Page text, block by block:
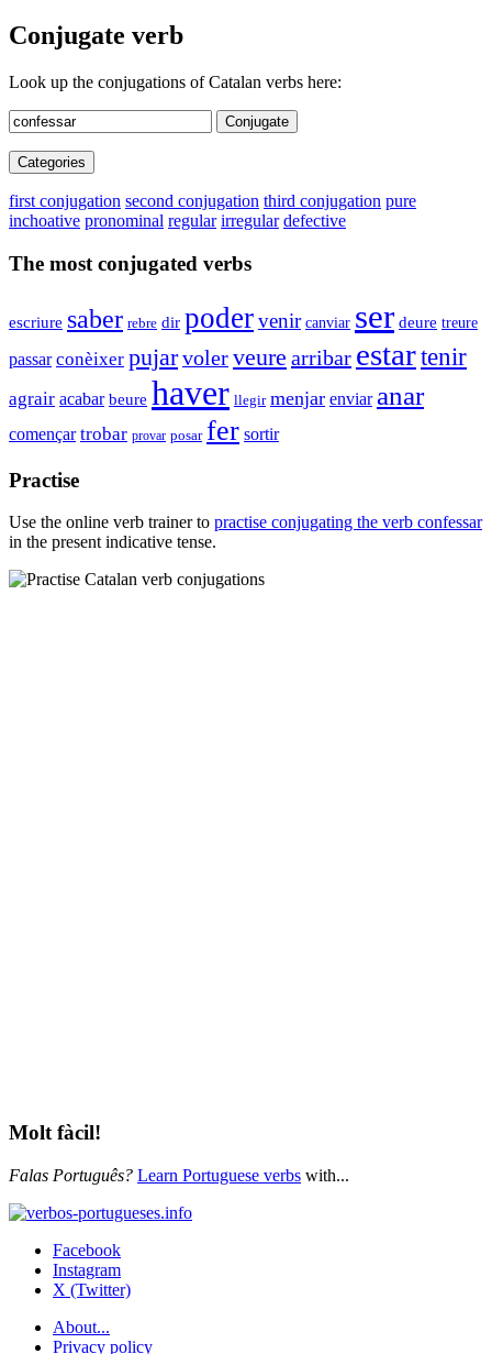
Conjugate verb
Look up the conjugations of Catalan verbs here:
Conjugate
Categories
first conjugation second conjugation third conjugation pure
inchoative pronominal regular irregular defective
The most conjugated verbs
escriure saber rebre dir podervenir canviar ser deure treure
passar conèixer pujarvolerveure arribar estartenir
agrair acabar beure haver llegir menjar enviar anar
començar trobar provar posar fer sortir
Practise
Use the online verb trainer to practise conjugating the verb confessar
in the present indicative tense.
Molt fàcil!
Falas Português? Learn Portuguese verbs with...
Facebook
Instagram
X (Twitter)
About...
Privacy policy